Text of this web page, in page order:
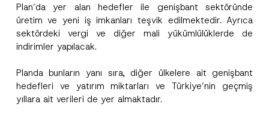
Plan’da yer alan hedefler ile genişbant sektöründe
üretim ve yeni iş imkanları teşvik edilmektedir. Ayrıca
sektördeki vergi ve diğer mali yükümlülüklerde de
indirimler yapılacak.
Planda bunların yanı sıra, diğer ülkelere ait genişbant
hedefleri ve yatırım miktarları ve Türkiye’nin geçmiş
yıllara ait verileri de yer almaktadır.
E-Posta Adresi
Telefon Numarası
Konu *